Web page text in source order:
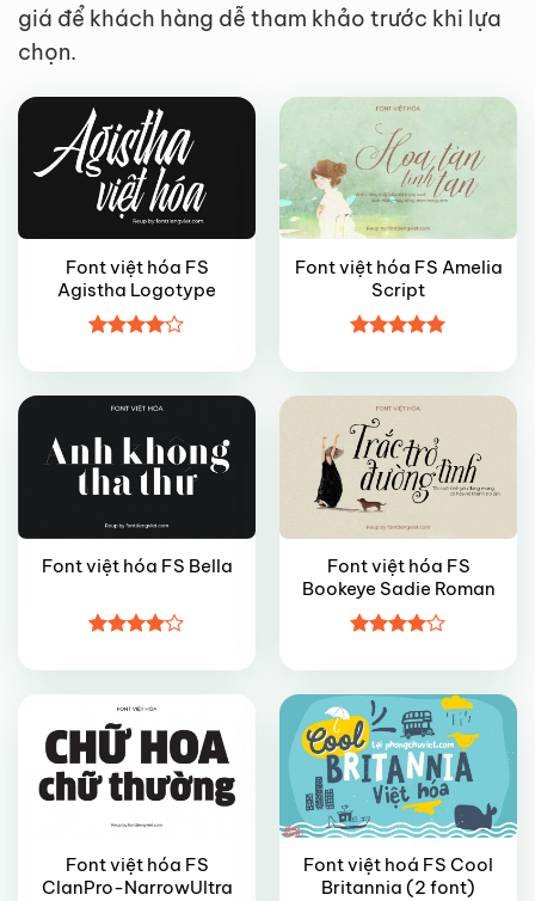
giá để khách hàng dễ tham khảo trước khi lựa
chọn.
VIP
Font việt hóa FS
Agistha Logotype
xếp hạng
45 sao
Font việt hóa FS Amelia
Script
hạng55
sao
Font việt hóa FS Bella
xếp hạng
45 sao
Font việt hóa FS
Bookeye Sadie Roman
xếp hạng
45 sao
Font việt hóa FS
ClanPro-NarrowUltra
Font việt hoá FS Cool
Britannia (2 font)